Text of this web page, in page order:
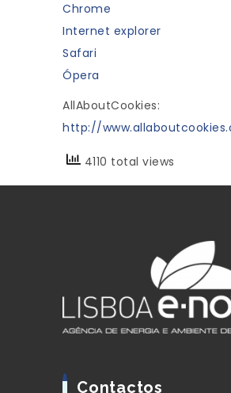
Chrome
Internet explorer
Safari
Ópera
AllAboutCookies:
http://
4110 total views
Contactos